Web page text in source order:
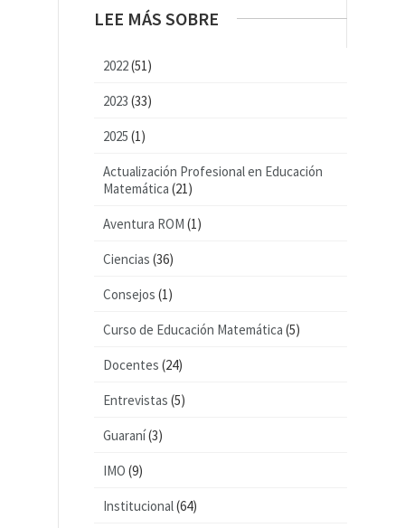
LEE MÁS SOBRE
2022(51)
2023 (33)
2025 (1)
Actualización Profesional en Educación
Matemática (21)
Aventura ROM (1)
Ciencias (36)
Consejos (1)
Curso de Educación Matemática (5)
Docentes (24)
Entrevistas (5)
Guaraní(3)
IMO (9)
Institucional(64)